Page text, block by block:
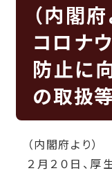
（内閣
コロナ
防止に
の取扱
（内閣府より）
２月２０日、